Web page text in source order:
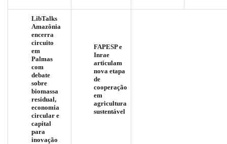
LibTalks
Amazônia
encerra
circuito
em
Palmas
com
debate
sobre
biomassa
residual,
economia
circular e
capital
para
inovação
FAPESP e
Inrae
articulam
nova etapa
de
cooperação
em
agricultura
sustentável